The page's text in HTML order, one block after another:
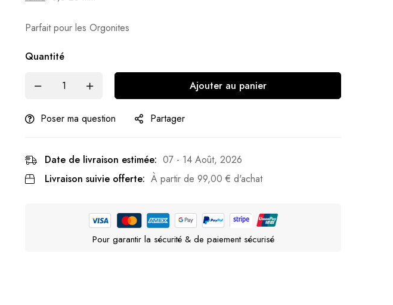
Parfait pour les Orgonites
Quantité
Ajouter au panier
Poser ma question Partager
Date de livraison estimée: 07 - 14 Août, 2026
Livraison suivie offerte: À partir de 99,00 € d'achat
Pour garantir la sécurité & de paiement sécurisé